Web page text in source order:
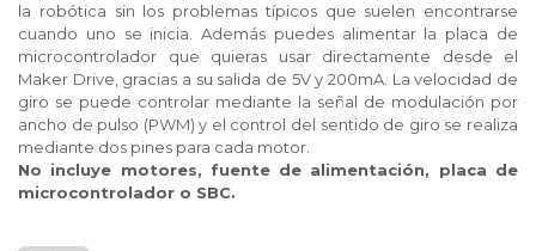
la robótica sin los problemas típicos que suelen encontrarse
cuando uno se inicia. Además puedes alimentar la placa de
microcontrolador que quieras usar directamente desde el
Maker Drive, gracias a su salida de 5V y 200mA. La velocidad de
giro se puede controlar mediante la señal de modulación por
ancho de pulso (PWM) y el control del sentido de giro se realiza
mediante dos pines para cada motor.
No incluye motores, fuente de alimentación, placa de
microcontrolador o SBC.